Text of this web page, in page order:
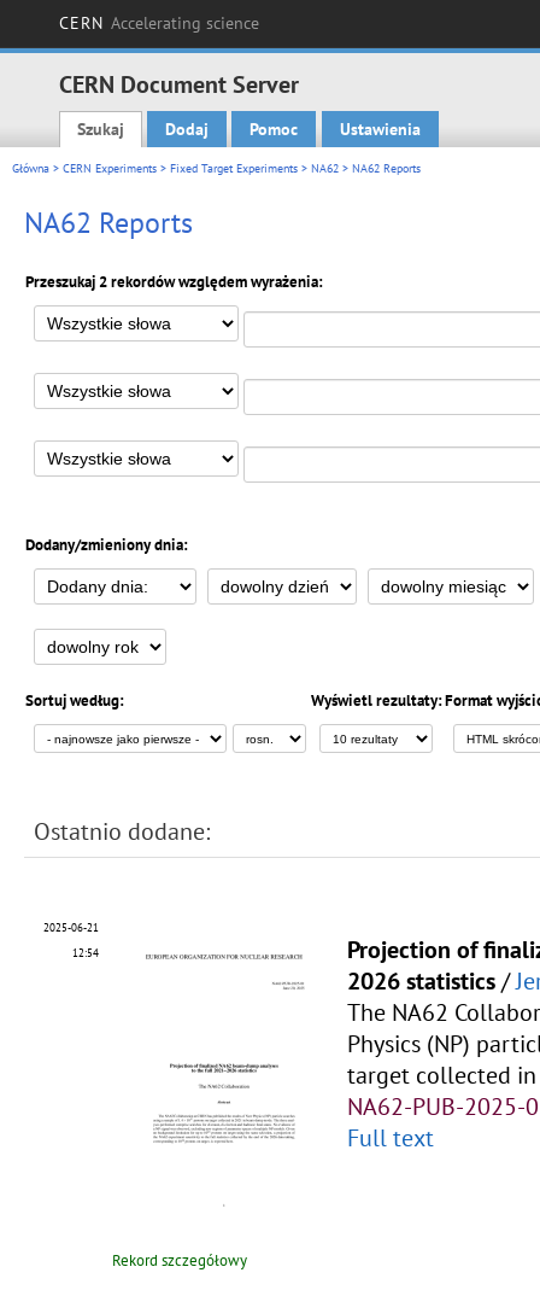
CERN Accelerating science
CERN Document Server
Main menu
Szukaj Dodaj Pomoc Ustawienia
Główna > CERN Experiments > Fixed Target Experiments > NA62 > NA62 Reports
NA62 Reports
Przeszukaj 2 rekordów względem wyrażenia:
Dodany/zmieniony dnia:
Sortuj według: Wyświetl rezultaty:Format
Ostatnio dodane:
2025-06-21
12:54
Projection of
2026 statistics /
The NA62
Physics (NP)
target collected
NA62-PUB-2025-
Full text
Rekord szczegółowy